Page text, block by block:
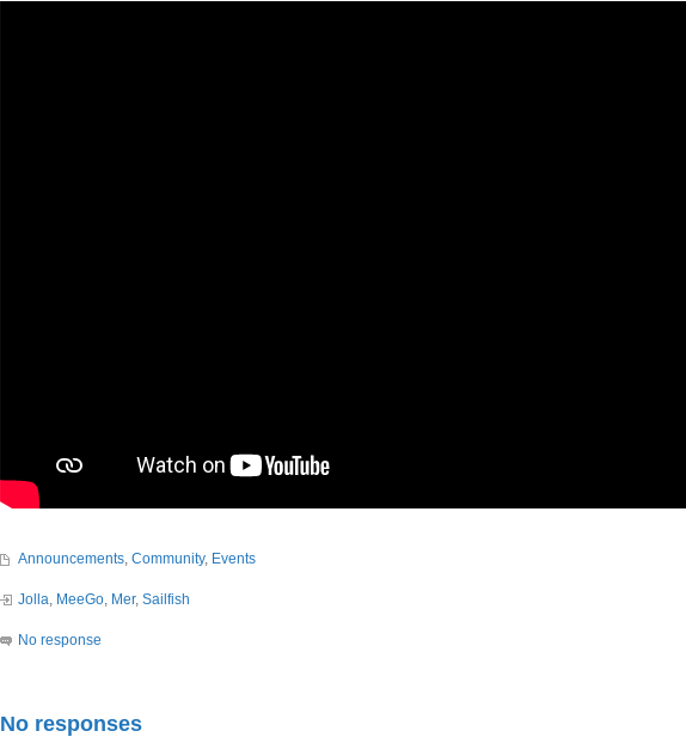
Announcements Community, Events
Jolla MeeGo Mer, Sailfish
No response
No responses